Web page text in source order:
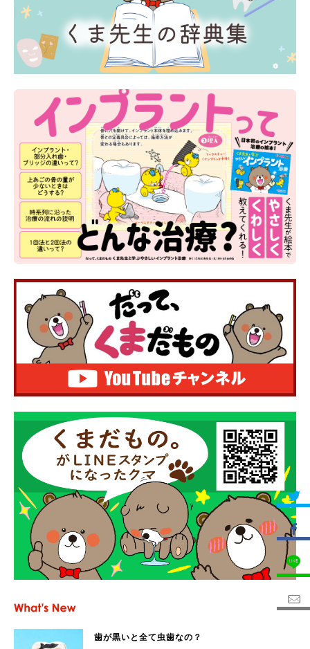
歯が黒いと全て虫歯なの？